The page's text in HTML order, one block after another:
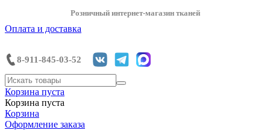
Розничный интернет-магазин тканей
Оплата и доставка
8-911-845-03-52
Корзина пуста
Корзина пуста
Корзина
Оформление заказа